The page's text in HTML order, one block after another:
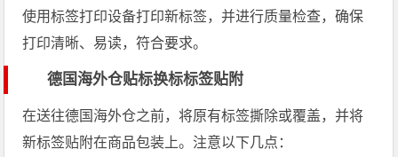
使用标签打印设备打印新标签，并进行质量检查，确保
打印清晰、易读，符合要求。
德国海外仓贴标换标标签贴附
在送往德国海外仓之前，将原有标签撕除或覆盖，并将
新标签贴附在商品包装上。注意以下几点：